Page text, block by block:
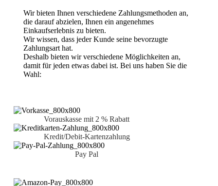
Wir bieten Ihnen verschiedene Zahlungsmethoden an,
die darauf abzielen, Ihnen ein angenehmes
Einkaufserlebnis zu bieten.
Wir wissen, dass jeder Kunde seine bevorzugte
Zahlungsart hat.
Deshalb bieten wir verschiedene Möglichkeiten an,
damit für jeden etwas dabei ist. Bei uns haben Sie die
Wahl:
Vorauskasse mit 2 % Rabatt
Kredit/Debit-Kartenzahlung
Pay Pal